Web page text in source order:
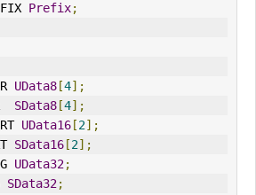
Prefix;
UData8[4];
SData8[4];
UData16[2];
SData16[2];
UData32;
SData32;